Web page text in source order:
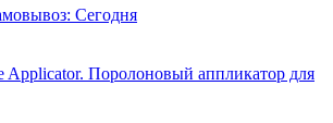
Сегодня
Applicator. Поролоновый аппликатор для